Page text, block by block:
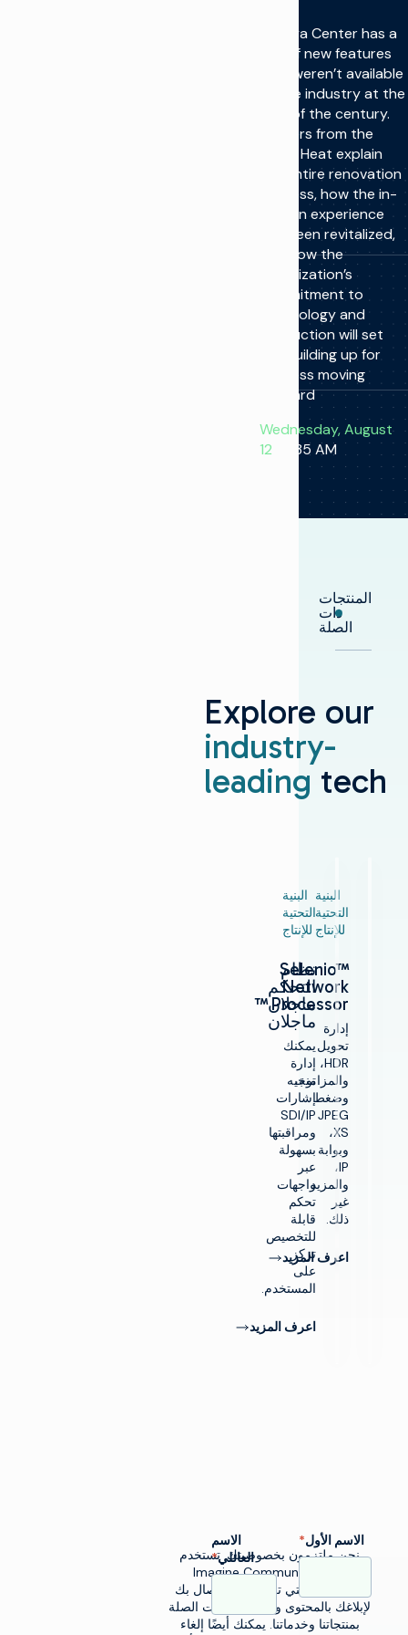
Kaseya Center has a
ton of new features
that weren’t available
to the industry at the
turn of the century.
Staffers from the
Miami Heat explain
the entire renovation
process, how the in-
person experience
has been revitalized,
and how the
organization’s
commitment to
technology and
production will set
the building up for
success moving
forward.
Wednesday, August
12
| 9:35 AM
المنتجات
ذات
الصلة
Explore our
industry-
leading tech
البنية
التحتية
للإنتاج
Selenio™
Network
Processor
إدارة
تحويل
HDR،
والمزامنة،
وضغط
JPEG
XS،
وبوابة
IP،
والمزيد
غير
ذلك.
اعرف المزيد
البنية
التحتية
للإنتاج
نظام
التحكم
ماجلان™
ماجلان
يمكنك
إدارة
توجيه
إشارات
SDI/IP
ومراقبتها
بسهولة
عبر
واجهات
تحكم
قابلة
للتخصيص
تركز
على
المستخدم.
اعرف المزيد
الاسم الأول*
الاسم
العائلي*
نحن ملتزمون بخصوصيتك. تستخدم
Imagine Communications
المعلومات التي تزودنا بها للاتصال بك
لإبلاغك بالمحتوى والتحديثات ذات الصلة
بمنتجاتنا وخدماتنا. يمكنك أيضًا إلغاء